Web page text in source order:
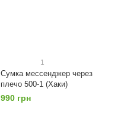
1
Сумка мессенджер через
плечо 500-1 (Хаки)
990 грн